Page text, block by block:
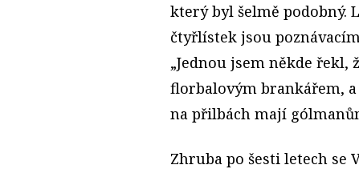
který byl šelmě podobný.
čtyřlístek jsou
„Jednou jsem někde řekl,
florbalovým brankářem,
na přilbách mají
Zhruba po šesti letech se